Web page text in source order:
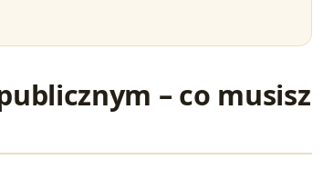
– co musisz